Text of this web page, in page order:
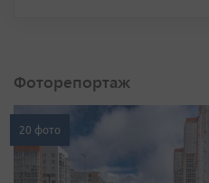
Фоторепортаж
20 фото